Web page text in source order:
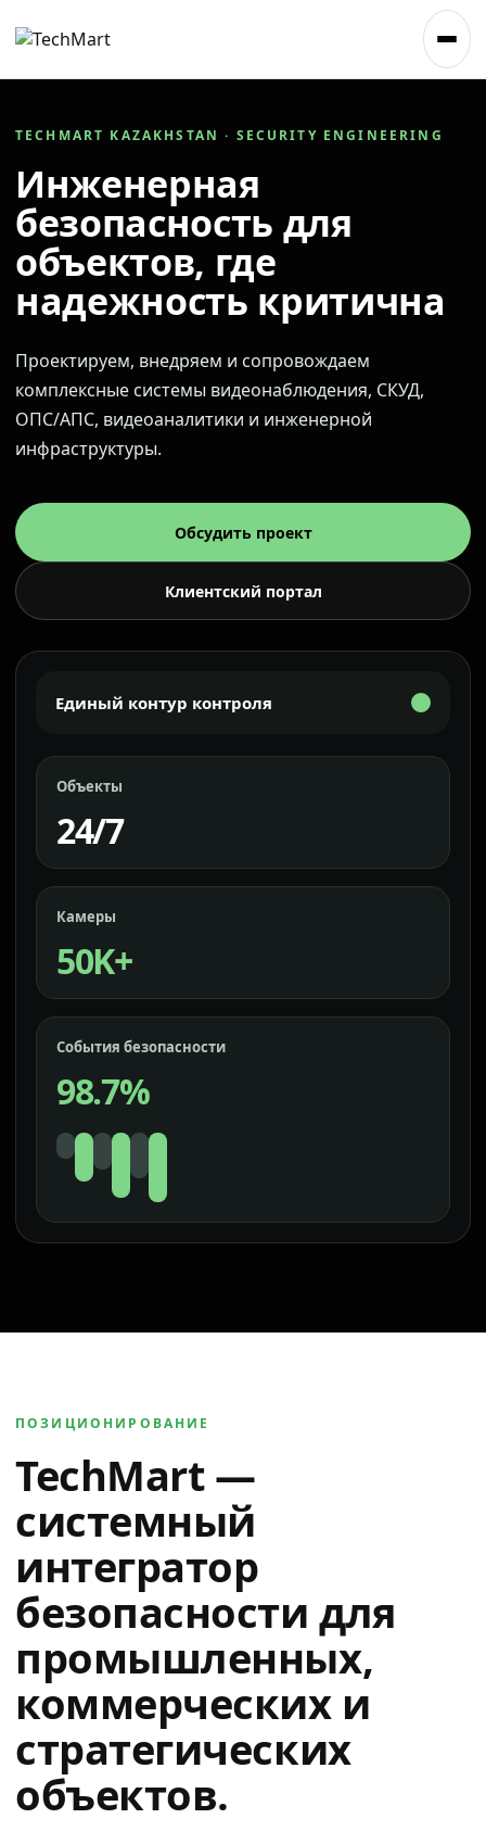
TECHMART KAZAKHSTAN · SECURITY ENGINEERING
Инженерная
безопасность для
объектов, где
надежность критична
Проектируем, внедряем и сопровождаем
комплексные системы видеонаблюдения, СКУД,
ОПС/АПС, видеоаналитики и инженерной
инфраструктуры.
Обсудить проект
Клиентский портал
Единый контур контроля
Объекты
24/7
Камеры
50K+
События безопасности
98.7%
ПОЗИЦИОНИРОВАНИЕ
TechMart —
системный
интегратор
безопасности для
промышленных,
коммерческих и
стратегических
объектов.